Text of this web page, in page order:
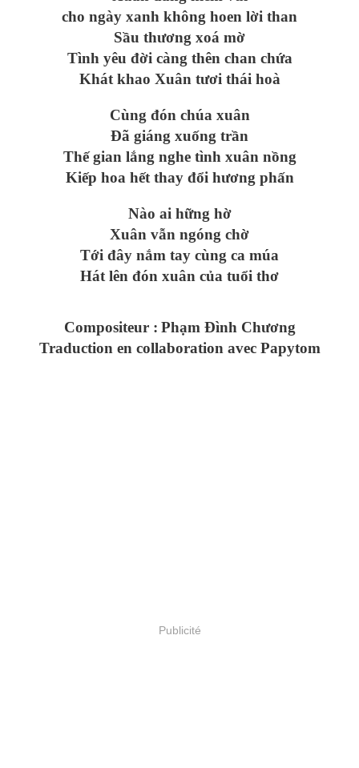
cho ngày xanh không hoen lời than
Sầu thương xoá mờ
Tình yêu đời càng thên chan chứa
Khát khao Xuân tươi thái hoà
Cùng đón chúa xuân
Đã giáng xuống trần
Thế gian lắng nghe tình xuân nồng
Kiếp hoa hết thay đổi hương phấn
Nào ai hững hờ
Xuân vẫn ngóng chờ
Tới đây nắm tay cùng ca múa
Hát lên đón xuân của tuổi thơ
Compositeur : Phạm Đình Chương
Traduction en collaboration avec Papytom
Publicité